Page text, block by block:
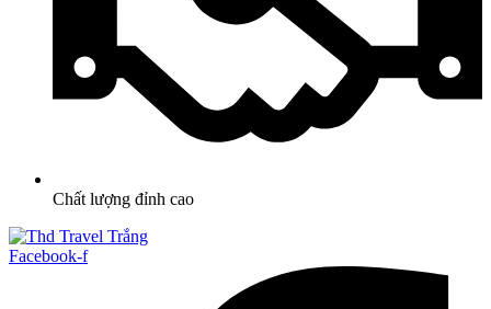
Chất lượng đỉnh cao
Facebook-f